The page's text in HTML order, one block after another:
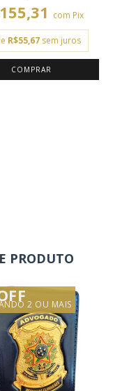
com Pix
R$55,67 sem juros
PRODUTO
2 OU MAIS